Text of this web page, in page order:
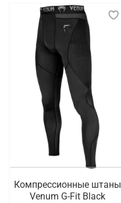
Компрессионные штаны
Venum G-Fit Black